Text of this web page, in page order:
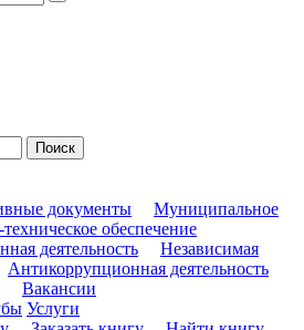
Поиск
документы
Муниципальное
обеспечение
деятельность
Независимая
Антикоррупционная деятельность
Вакансии
Услуги